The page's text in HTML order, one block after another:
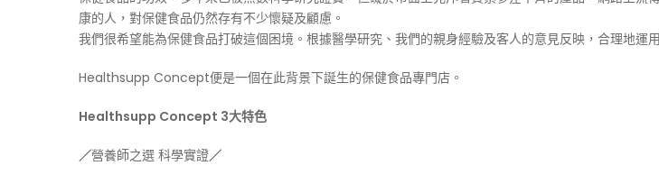
康的人，對保健食品仍然存有不少懷疑及顧慮。
我們很希望能為保健食品打破這個困境。根據醫學研究、我們的親身經驗及客人的意見反映，合理地運
Healthsupp Concept便是一個在此背景下誕生的保健食品專門店。
Healthsupp Concept 3大特色
／營養師之選 科學實證／